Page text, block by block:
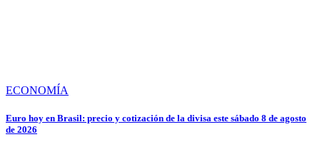
ECONOMÍA
Euro hoy en Brasil: precio y cotización de la divisa este sábado 8 de agosto
de 2026